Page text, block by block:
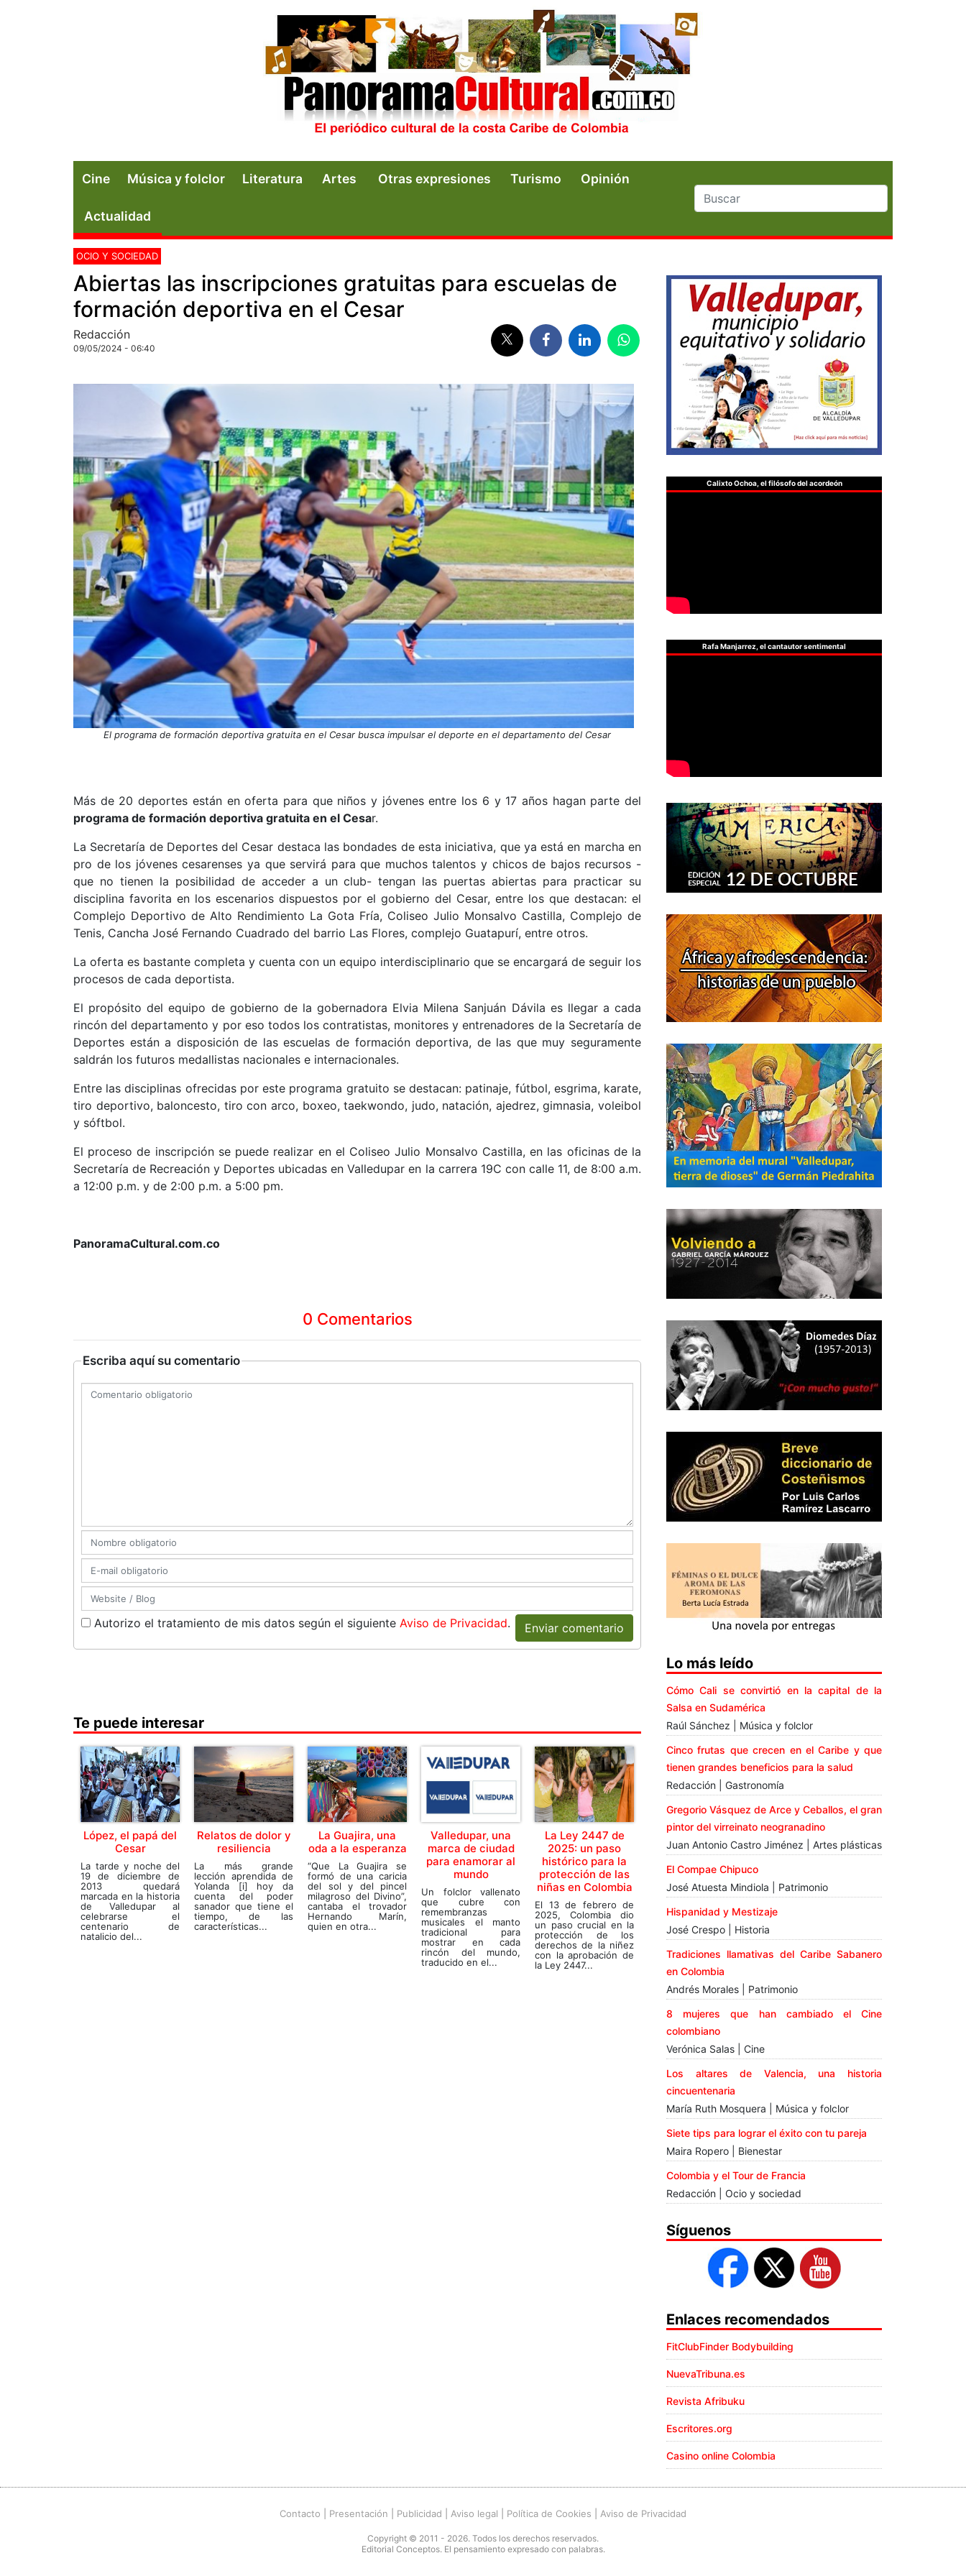
Cine Música y folclor Literatura Artes Otras expresiones Turismo Opinión
Actualidad
OCIO Y SOCIEDAD
Abiertas las inscripciones gratuitas para escuelas de
formación deportiva en el Cesar
Redacción
09/05/2024 - 06:40
El programa de formación deportiva gratuita en el Cesar busca impulsar el deporte en el departamento del Cesar
Más de 20 deportes están en oferta para que niños y jóvenes entre los 6 y 17 años hagan parte del
programa de formación deportiva gratuita en el Cesar.
La Secretaría de Deportes del Cesar destaca las bondades de esta iniciativa, que ya está en marcha en
pro de los jóvenes cesarenses ya que servirá para que muchos talentos y chicos de bajos recursos -
que no tienen la posibilidad de acceder a un club- tengan las puertas abiertas para practicar su
disciplina favorita en los escenarios dispuestos por el gobierno del Cesar, entre los que destacan: el
Complejo Deportivo de Alto Rendimiento La Gota Fría, Coliseo Julio Monsalvo Castilla, Complejo de
Tenis, Cancha José Fernando Cuadrado del barrio Las Flores, complejo Guatapurí, entre otros.
La oferta es bastante completa y cuenta con un equipo interdisciplinario que se encargará de seguir los
procesos de cada deportista.
El propósito del equipo de gobierno de la gobernadora Elvia Milena Sanjuán Dávila es llegar a cada
rincón del departamento y por eso todos los contratistas, monitores y entrenadores de la Secretaría de
Deportes están a disposición de las escuelas de formación deportiva, de las que muy seguramente
saldrán los futuros medallistas nacionales e internacionales.
Entre las disciplinas ofrecidas por este programa gratuito se destacan: patinaje, fútbol, esgrima, karate,
tiro deportivo, baloncesto, tiro con arco, boxeo, taekwondo, judo, natación, ajedrez, gimnasia, voleibol
y sóftbol.
El proceso de inscripción se puede realizar en el Coliseo Julio Monsalvo Castilla, en las oficinas de la
Secretaría de Recreación y Deportes ubicadas en Valledupar en la carrera 19C con calle 11, de 8:00 a.m.
a 12:00 p.m. y de 2:00 p.m. a 5:00 pm.
PanoramaCultural.com.co
0 Comentarios
Escriba aquí su comentario
Autorizo el tratamiento de mis datos según el siguiente Aviso de Privacidad. Enviar comentario
Te puede interesar
López, el papá del
Cesar
La tarde y noche del
19 de diciembre de
2013 quedará
marcada en la historia
de Valledupar al
celebrarse el
centenario de
natalicio del...
Relatos de dolor y
resiliencia
La más grande
lección aprendida de
Yolanda [i] hoy da
cuenta del poder
sanador que tiene el
tiempo, de las
características...
La Guajira, una
oda a la esperanza
“Que La Guajira se
formó de una caricia
del sol y del pincel
milagroso del Divino”,
cantaba el trovador
Hernando Marín,
quien en otra...
Valledupar, una
marca de ciudad
para enamorar al
mundo
Un folclor vallenato
que cubre con
remembranzas
musicales el manto
tradicional para
mostrar en cada
rincón del mundo,
traducido en el...
La Ley 2447 de
2025: un paso
histórico para la
protección de las
niñas en Colombia
El 13 de febrero de
2025, Colombia dio
un paso crucial en la
protección de los
derechos de la niñez
con la aprobación de
la Ley 2447...
Calixto Ochoa, el filósofo del acordeón
Rafa Manjarrez, el cantautor sentimental
Lo más leído
Cómo Cali se convirtió en la capital de la
Salsa en Sudamérica
Raúl Sánchez | Música y folclor
Cinco frutas que crecen en el Caribe y que
tienen grandes beneficios para la salud
Redacción | Gastronomía
Gregorio Vásquez de Arce y Ceballos, el gran
pintor del virreinato neogranadino
Juan Antonio Castro Jiménez | Artes plásticas
El Compae Chipuco
José Atuesta Mindiola | Patrimonio
Hispanidad y Mestizaje
José Crespo | Historia
Tradiciones llamativas del Caribe Sabanero
en Colombia
Andrés Morales | Patrimonio
8 mujeres que han cambiado el Cine
colombiano
Verónica Salas | Cine
Los altares de Valencia, una historia
cincuentenaria
María Ruth Mosquera | Música y folclor
Siete tips para lograr el éxito con tu pareja
Maira Ropero | Bienestar
Colombia y el Tour de Francia
Redacción | Ocio y sociedad
Síguenos
Enlaces recomendados
FitClubFinder Bodybuilding
NuevaTribuna.es
Revista Afribuku
Escritores.org
Casino online Colombia
Contacto Presentación Publicidad Aviso legal Política de Cookies Aviso de Privacidad
Copyright © 2011 - 2026. Todos los derechos reservados.
Editorial Conceptos. El pensamiento expresado con palabras.